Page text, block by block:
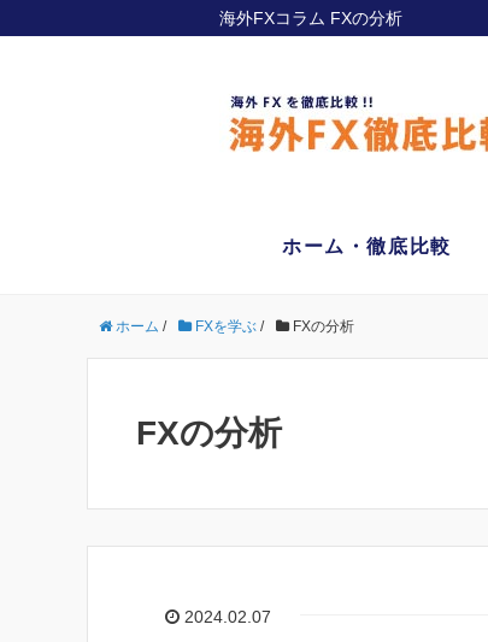
海外FXコラム FXの分析
ホーム・徹底比較
ホーム / FXを学ぶ / FXの分析
FXの分析
2024.02.07